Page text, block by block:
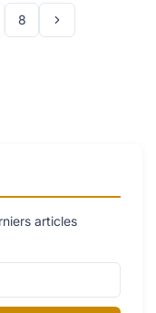
8
articles